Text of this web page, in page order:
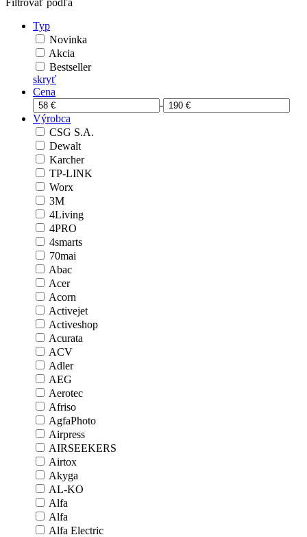
Filtrovať podľa
Typ
Novinka
Akcia
Bestseller
skryť
Cena
-
Výrobca
CSG S.A.
Dewalt
Karcher
TP-LINK
Worx
3M
4Living
4PRO
4smarts
70mai
Abac
Acer
Acorn
Activejet
Activeshop
Acurata
ACV
Adler
AEG
Aerotec
Afriso
AgfaPhoto
Airpress
AIRSEEKERS
Airtox
Akyga
AL-KO
Alfa
Alfa
Alfa Electric